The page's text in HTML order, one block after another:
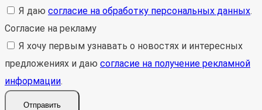
Я даю согласие на обработку персональных данных.
Согласие на рекламу
Я хочу первым узнавать о новостях и интересных
предложениях и даю согласие на получение рекламной
информации.
Отправить